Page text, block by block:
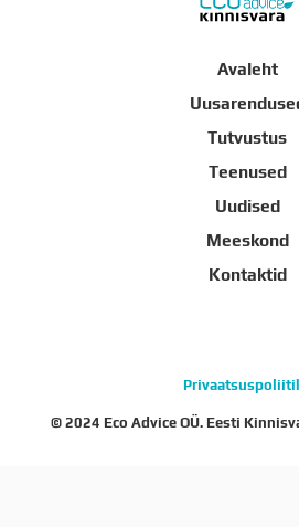
Avaleht
Tutvustus
Teenused
Uudised
Meeskond
Kontaktid
© 2024 Eco Advice OÜ. Eesti